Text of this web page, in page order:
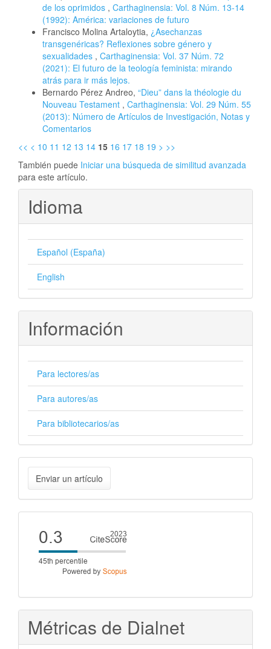
de los oprimidos , Carthaginensia: Vol. 8 Núm. 13-14
(1992): América: variaciones de futuro
Francisco Molina Artaloytia, ¿Asechanzas
transgenéricas? Reflexiones sobre género y
sexualidades , Carthaginensia: Vol. 37 Núm. 72
(2021): El futuro de la teología feminista: mirando
atrás para ir más lejos.
Bernardo Pérez Andreo, “Dieu” dans la théologie du
Nouveau Testament , Carthaginensia: Vol. 29 Núm. 55
(2013): Número de Artículos de Investigación, Notas y
Comentarios
<< < 10 11 12 13 14 15 16 17 18 19 > >>
También puede Iniciar una búsqueda de similitud avanzada
para este artículo.
Idioma
Español (España)
English
Información
Para lectores/as
Para autores/as
Para bibliotecarios/as
Enviar
un
artículo
Enviar un artículo
Cite
score
Métricas de Dialnet